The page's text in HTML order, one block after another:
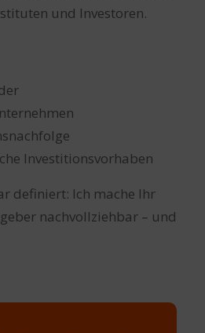
und Investoren.
Investitionsvorhaben
definiert: Ich mache Ihr
nachvollziehbar – und